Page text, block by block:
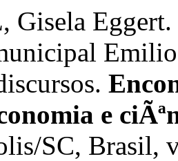
Gisela
Emilio
e
SC, Brasil,